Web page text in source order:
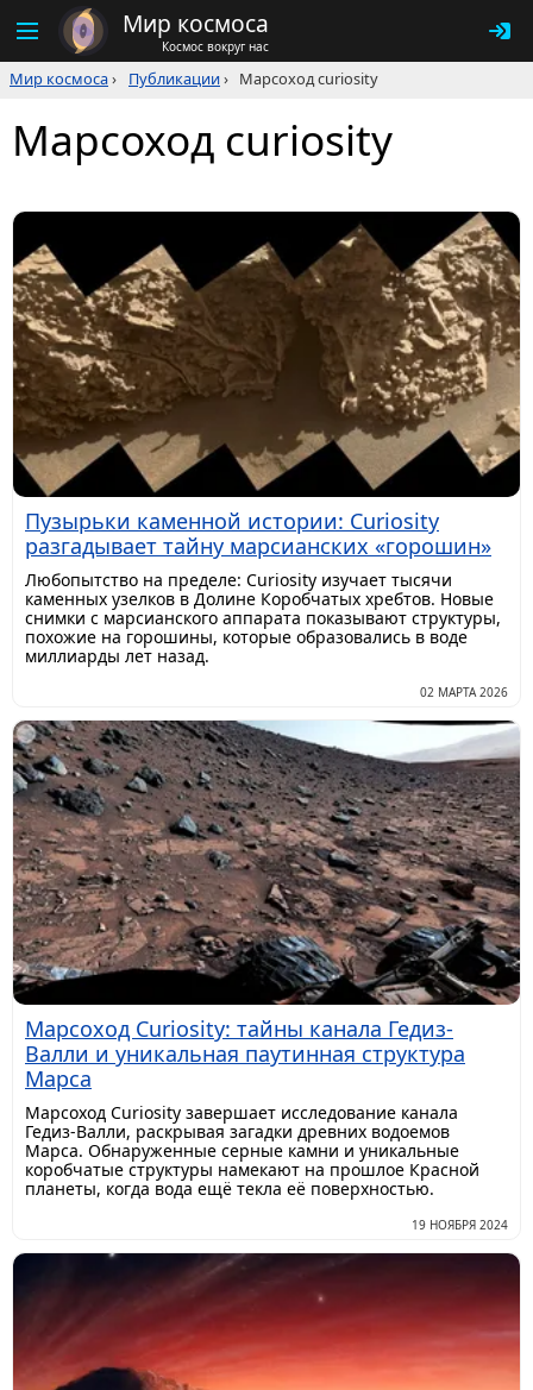
Мир космоса
Космос вокруг нас
Мир космоса› Публикации› Марсоход curiosity
Марсоход curiosity
Пузырьки каменной истории: Curiosity
разгадывает тайну марсианских «горошин»
Любопытство на пределе: Curiosity изучает тысячи
каменных узелков в Долине Коробчатых хребтов. Новые
снимки с марсианского аппарата показывают структуры,
похожие на горошины, которые образовались в воде
миллиарды лет назад.
02 МАРТА 2026
Марсоход Curiosity: тайны канала Гедиз-
Валли и уникальная паутинная структура
Марса
Марсоход Curiosity завершает исследование канала
Гедиз-Валли, раскрывая загадки древних водоемов
Марса. Обнаруженные серные камни и уникальные
коробчатые структуры намекают на прошлое Красной
планеты, когда вода ещё текла её поверхностью.
19 НОЯБРЯ 2024